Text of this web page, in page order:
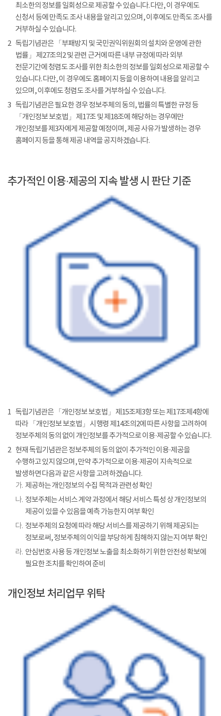
최소한의 정보를 일회성으로 제공할 수 있습니다. 다만, 이 경우에도
신청서 등에 만족도 조사 내용을 알리고 있으며, 이후에도 만족도 조사를
거부하실 수 있습니다.
2 독립기념관은 「부패방지 및 국민권익위원회의 설치와 운영에 관한
법률」 제27조의2 및 관련 근거에 따른 내부 규정에 따라 외부
전문기간에 청렴도 조사를 위한 최소한의 정보를 일회성으로 제공할 수
있습니다. 다만, 이 경우에도 홈페이지 등을 이용하여 내용을 알리고
있으며, 이후에도 청렴도 조사를 거부하실 수 있습니다.
3 독립기념관은 필요한 경우 정보주체의 동의, 법률의 특별한 규정 등
「개인정보 보호법」 제17조 및 제18조에 해당하는 경우에만
개인정보를 제3자에게 제공할 예정이며, 제공 사유가 발생하는 경우
홈페이지 등을 통해 제공 내역을 공지하겠습니다.
추가적인 이용·제공의 지속 발생 시 판단 기준
1 독립기념관은 「개인정보 보호법」 제15조제3항 또는 제17조제4항에
따라 「개인정보 보호법」 시행령 제14조의2에 따른 사항을 고려하여
정보주체의 동의 없이 개인정보를 추가적으로 이용·제공할 수 있습니다.
2 현재 독립기념관은 정보주체의 동의 없이 추가적인 이용·제공을
수행하고 있지 않으며, 만약 추가적으로 이용·제공이 지속적으로
발생하면 다음과 같은 사항을 고려하겠습니다.
가. 제공하는 개인정보의 수집 목적과 관련성 확인
나. 정보주체는 서비스 계약 과정에서 해당 서비스 특성 상 개인정보의
제공이 있을 수 있음을 예측 가능한지 여부 확인
다. 정보주체의 요청에 따라 해당 서비스를 제공하기 위해 제공되는
정보로써, 정보주체의 이익을 부당하게 침해하지 않는지 여부 확인
라. 안심번호 사용 등 개인정보 노출을 최소화하기 위한 안전성 확보에
필요한 조치를 확인하여 준비
개인정보 처리업무 위탁